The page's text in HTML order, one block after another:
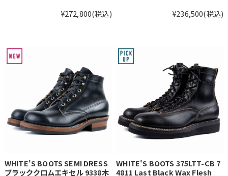
¥272,800(税込)
¥236,500(税込)
WHITE'S BOOTS SEMI DRESS
ブラッククロムエキセル 9338木
WHITE'S BOOTS 375LTT-CB 7
4811 Last Black Wax Flesh